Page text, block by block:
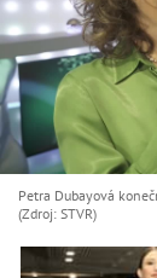
Petra Dubayová
(Zdroj: STVR)